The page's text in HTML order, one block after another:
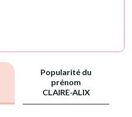
Popularité du
prénom
CLAIRE-ALIX